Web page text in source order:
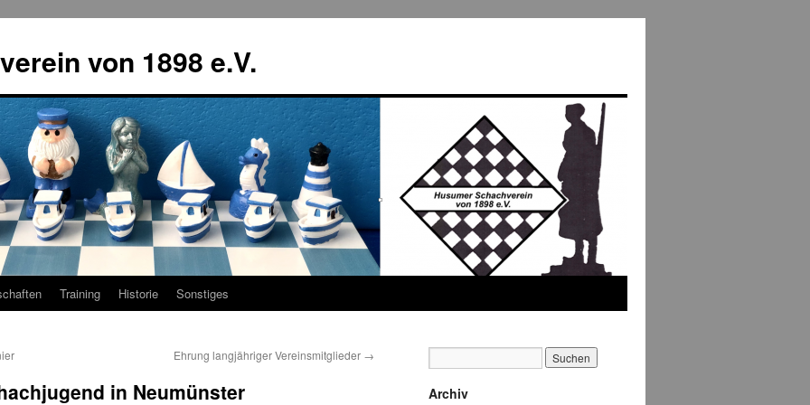
von 1898 e.V.
Training Historie Sonstiges
Ehrung langjähriger Vereinsmitglieder →
in Neumünster Archiv